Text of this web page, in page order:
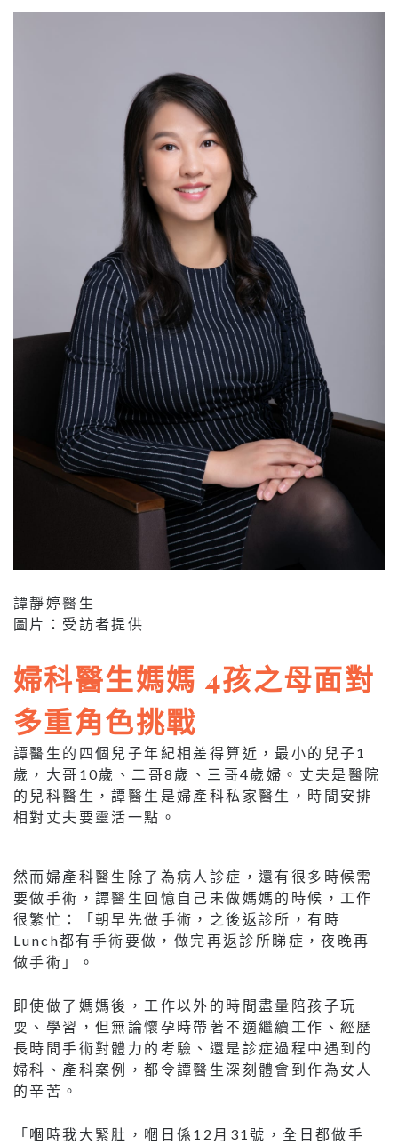
譚靜婷醫生
圖片：受訪者提供
婦科醫生媽媽 4孩之母面對
多重角色挑戰
譚醫生的四個兒子年紀相差得算近，最小的兒子1
歲，大哥10歲、二哥8歲、三哥4歲婦。丈夫是醫院
的兒科醫生，譚醫生是婦產科私家醫生，時間安排
相對丈夫要靈活一點。
然而婦產科醫生除了為病人診症，還有很多時候需
要做手術，譚醫生回憶自己未做媽媽的時候，工作
很繁忙：「朝早先做手術，之後返診所，有時
Lunch都有手術要做，做完再返診所睇症，夜晚再
做手術」。
即使做了媽媽後，工作以外的時間盡量陪孩子玩
耍、學習，但無論懷孕時帶著不適繼續工作、經歷
長時間手術對體力的考驗、還是診症過程中遇到的
婦科、產科案例，都令譚醫生深刻體會到作為女人
的辛苦。
「嗰時我大緊肚，嗰日係12月31號，全日都做手